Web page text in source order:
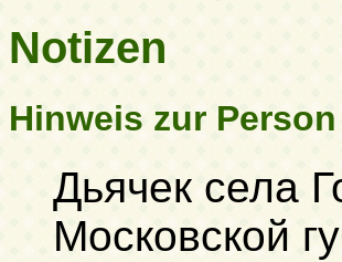
Notizen
Hinweis zur Person
Дьячек села
Московской